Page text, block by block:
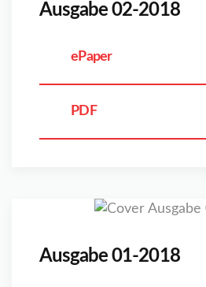
Ausgabe 02-2018
ePaper
PDF
Ausgabe 01-2018